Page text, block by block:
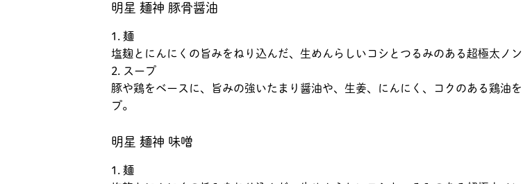
明星 麺神 豚骨醤油
1. 麺
塩麹とにんにくの旨みをねり込んだ、生めんらしいコシとつるみのある超極太ノン
2. スープ
豚や鶏をベースに、旨みの強いたまり醤油や、生姜、にんにく、コクのある鶏油
プ。
明星 麺神 味噌
1. 麺